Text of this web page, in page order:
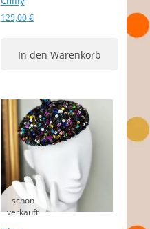
125,00€
In den Warenkorb